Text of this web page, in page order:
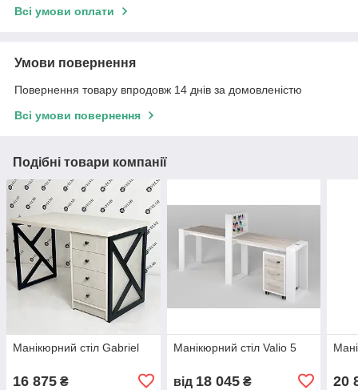
Всі умови оплати
Умови повернення
Повернення товару впродовж 14 днів за домовленістю
Всі умови повернення
Подібні товари компанії
Манікюрний стіл Gabriel
16 875 ₴
Манікюрний стіл Valio 5
від 18 045₴ 20